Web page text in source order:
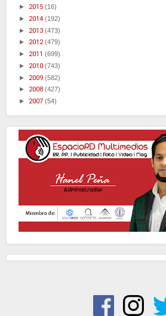
► 2015 (16)
► 2014 (192)
► 2013 (473)
► 2012(479)
► 2011 (699)
► 2010 (743)
► 2009 (582)
► 2008 (427)
► 2007 (54)